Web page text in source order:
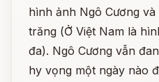
hình ảnh Ngô Cương
trăng (Ở Việt Nam là
đa). Ngô Cương vẫn
hy vọng một ngày nào